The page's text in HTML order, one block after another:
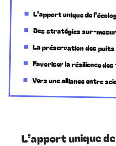
L’apport unique de
Des stratégies sur-
La préservation des
Favoriser la résilience
Vers une alliance entre
L’apport unique